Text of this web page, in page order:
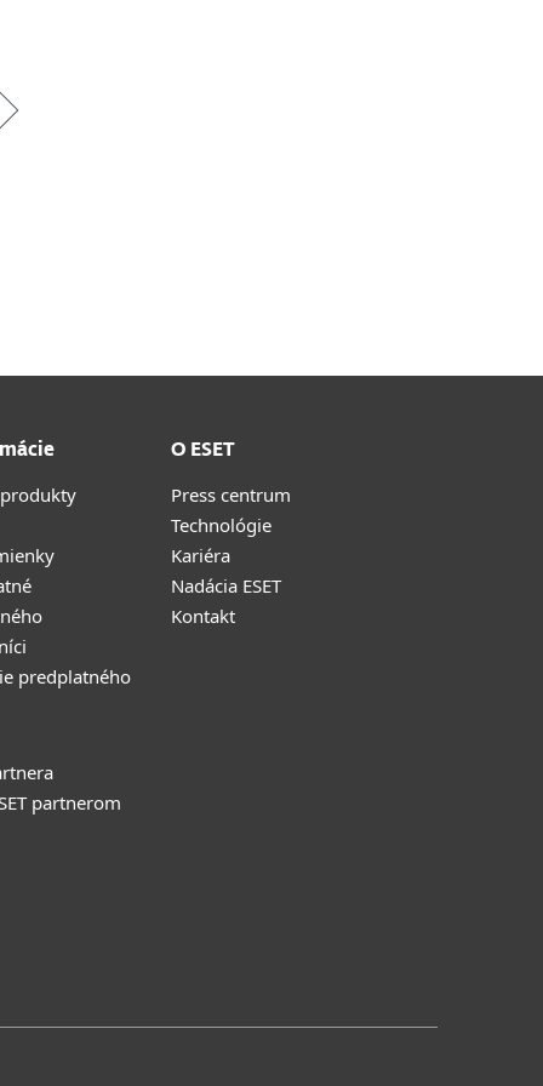
predplatného
partnerom
O ESET
Press centrum
Technológie
Kariéra
Nadácia ESET
Kontakt